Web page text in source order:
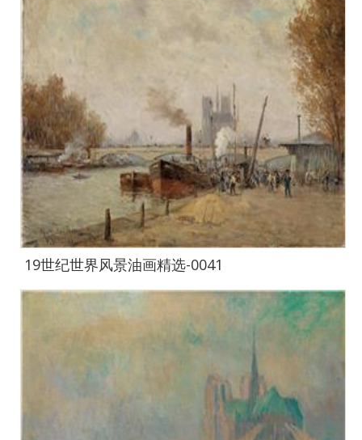
19世纪世界风景油画精选-0041